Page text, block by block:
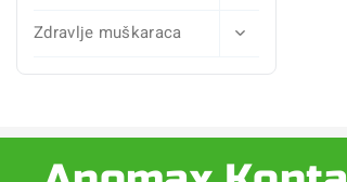
Zdravlje muškaraca